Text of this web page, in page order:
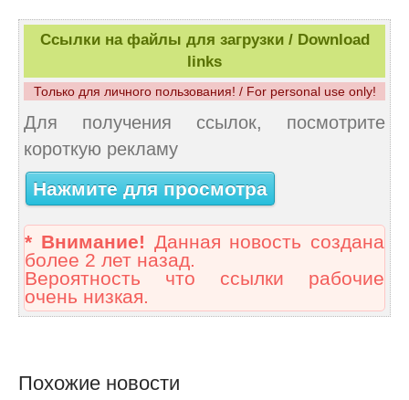
Ссылки на файлы для загрузки / Download
links
Только для личного пользования! / For personal use only!
Для получения ссылок, посмотрите
короткую рекламу
Нажмите для просмотра
* Внимание! Данная новость создана
более 2 лет назад.
Вероятность что ссылки рабочие
очень низкая.
Похожие новости